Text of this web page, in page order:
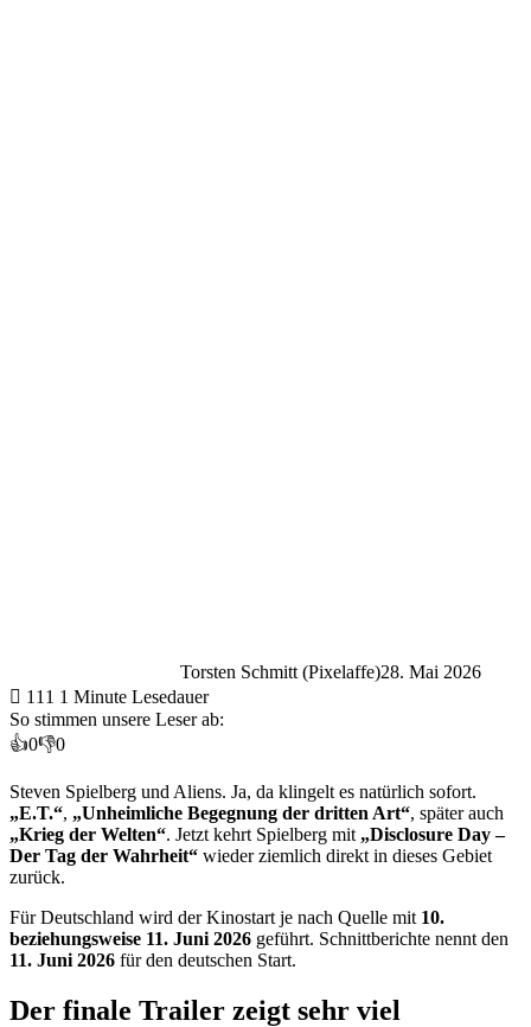
Torsten Schmitt (Pixelaffe)28. Mai 2026
111 1 Minute Lesedauer
So stimmen unsere Leser ab:
👍0👎0
Steven Spielberg und Aliens. Ja, da klingelt es natürlich sofort.
„E.T.“, „Unheimliche Begegnung der dritten Art“, später auch
„Krieg der Welten“. Jetzt kehrt Spielberg mit „Disclosure Day –
Der Tag der Wahrheit“ wieder ziemlich direkt in dieses Gebiet
zurück.
Für Deutschland wird der Kinostart je nach Quelle mit 10.
beziehungsweise 11. Juni 2026 geführt. Schnittberichte nennt den
11. Juni 2026 für den deutschen Start.
Der finale Trailer zeigt sehr viel